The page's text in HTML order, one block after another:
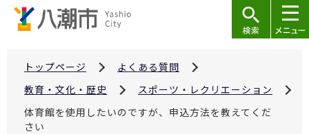
トップページ
よくある質問
教育・文化・歴史
スポーツ・レクリエーション
体育館を使用したいのですが、申込方法を教えてくだ
さい